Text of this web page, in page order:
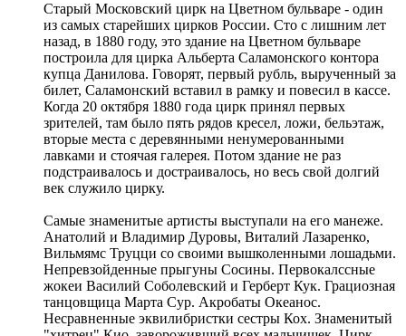
Cтарый Московский цирк на Цветном бульваре - один
из самых старейших цирков России. Сто с лишним лет
назад, в 1880 году, это здание на Цветном бульваре
построила для цирка Альберта Саламонского контора
купца Данилова. Говорят, первый рубль, вырученный за
билет, Саламонский вставил в рамку и повесил в кассе.
Когда 20 октября 1880 года цирк принял первых
зрителей, там было пять рядов кресел, ложи, бельэтаж,
вторые места с деревянными ненумерованными
лавками и стоячая галерея. Потом здание не раз
подстраивалось и достраивалось, но весь свой долгий
век служило цирку.
Самые знаменитые артисты выступали на его манеже.
Анатолий и Владимир Дуровы, Виталий Лазаренко,
Вильмямс Труцци со своими вышколенными лошадьми.
Непревзойденные прыгуны Сосины. Первокалссные
жокеи Василий Соболевский и Герберт Кук. Грациозная
танцовщица Марта Сур. Акробаты Океанос.
Несравненные эквилибристки сестры Кох. Знаменитый